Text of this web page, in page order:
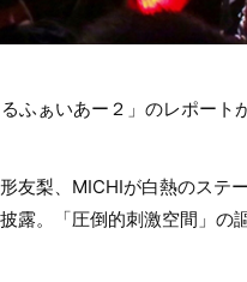
ぁいあー２」のレポート
梨、MICHIが白熱のステ
露。「圧倒的刺激空間」の